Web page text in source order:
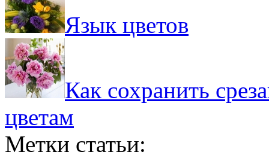
Язык цветов
Как сохранить
цветам
Метки статьи: